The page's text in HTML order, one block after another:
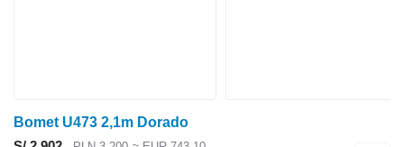
Bomet U473 2,1m Dorado